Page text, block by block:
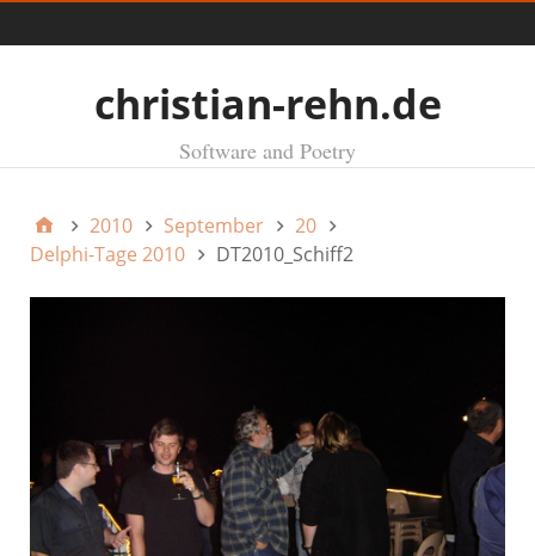
christian-rehn.de
Software and Poetry
2010 September
20
Delphi-Tage 2010
DT2010_Schiff2